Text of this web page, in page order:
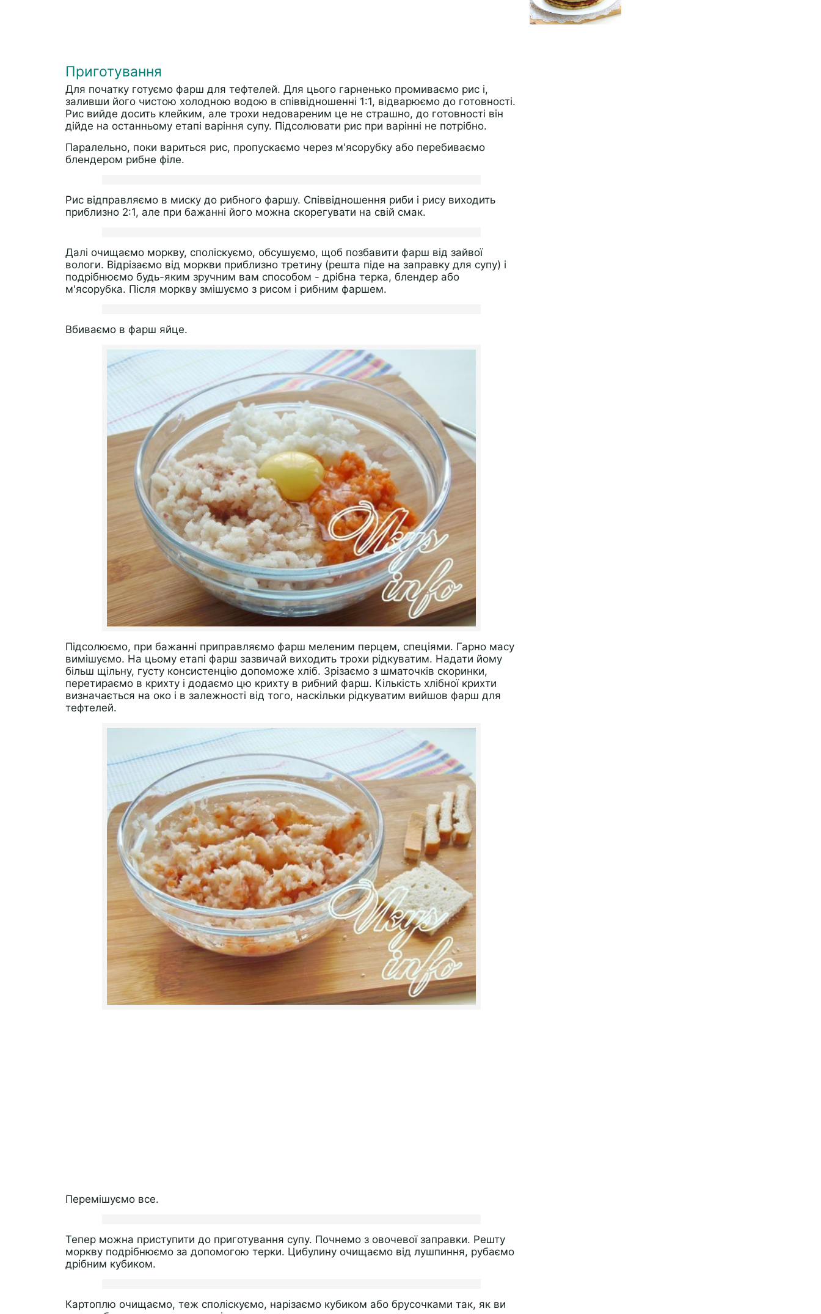
Приготування
Для початку готуємо фарш для тефтелей. Для цього гарненько промиваємо рис і,
заливши його чистою холодною водою в співвідношенні 1:1, відварюємо до готовності.
Рис вийде досить клейким, але трохи недовареним це не страшно, до готовності він
дійде на останньому етапі варіння супу. Підсолювати рис при варінні не потрібно.
Паралельно, поки вариться рис, пропускаємо через м'ясорубку або перебиваємо
блендером рибне філе.
Рис відправляємо в миску до рибного фаршу. Співвідношення риби і рису виходить
приблизно 2:1, але при бажанні його можна скорегувати на свій смак.
Далі очищаємо моркву, споліскуємо, обсушуємо, щоб позбавити фарш від зайвої
вологи. Відрізаємо від моркви приблизно третину (решта піде на заправку для супу) і
подрібнюємо будь-яким зручним вам способом - дрібна терка, блендер або
м'ясорубка. Після моркву змішуємо з рисом і рибним фаршем.
Вбиваємо в фарш яйце.
Підсолюємо, при бажанні приправляємо фарш меленим перцем, спеціями. Гарно масу
вимішуємо. На цьому етапі фарш зазвичай виходить трохи рідкуватим. Надати йому
більш щільну, густу консистенцію допоможе хліб. Зрізаємо з шматочків скоринки,
перетираємо в крихту і додаємо цю крихту в рибний фарш. Кількість хлібної крихти
визначається на око і в залежності від того, наскільки рідкуватим вийшов фарш для
тефтелей.
Перемішуємо все.
Тепер можна приступити до приготування супу. Почнемо з овочевої заправки. Решту
моркву подрібнюємо за допомогою терки. Цибулину очищаємо від лушпиння, рубаємо
дрібним кубиком.
Картоплю очищаємо, теж споліскуємо, нарізаємо кубиком або брусочками так, як ви